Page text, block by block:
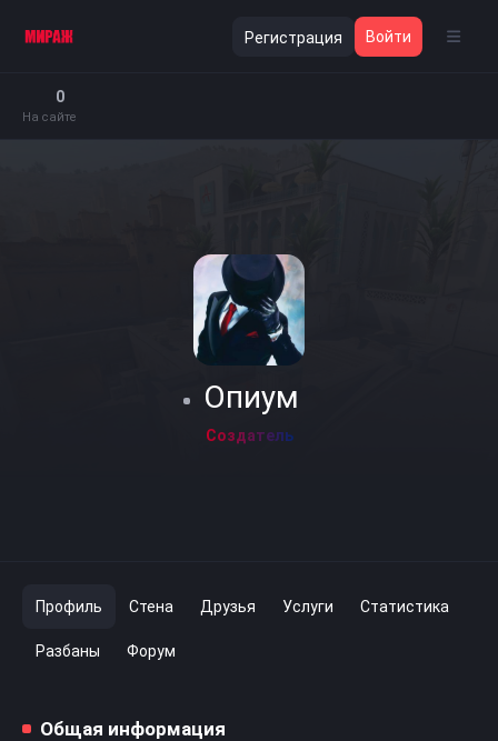
Регистрация Войти
0
На сайте
Опиум
Создатель
Профиль Стена Друзья Услуги Статистика
Разбаны Форум
Общая информация